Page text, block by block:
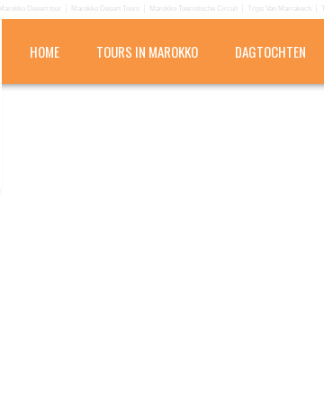
Marokko Desert tour Marokko Desert Tours Marokko Toeristische Circuit Trips Van Marrakech
HOME TOURS IN MAROKKO DAGTOCHTEN